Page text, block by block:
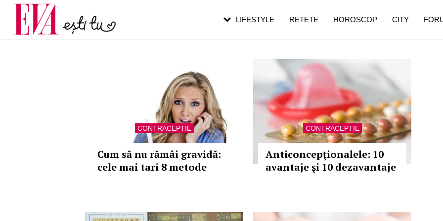
CONTRACEPTIE
Cum să nu rămâi gravidă:
cele mai tari 8 metode
CONTRACEPTIE
Anticoncepţionalele: 10
avantaje şi 10 dezavantaje
LIFESTYLE RETETE HOROSCOP CITY
Carieră
Actualitate
pe măsură ce înaintezi în vârstă
de dureroasă este investigația